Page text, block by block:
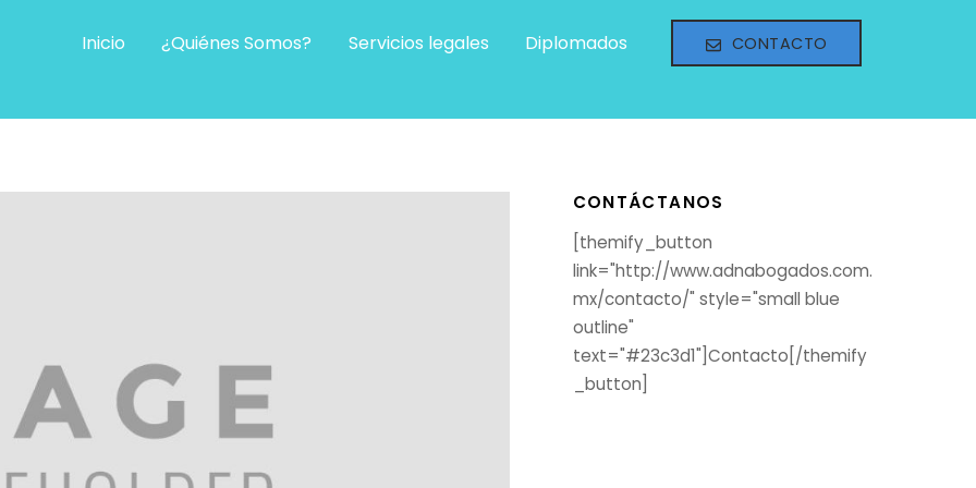
Inicio ¿Quiénes Somos? Servicios legales Diplomados CONTACTO
CONTÁCTANOS
[themify_button
link="http://www.adnabogados.com.
mx/contacto/" style="small blue
outline"
text="#23c3d1"]Contacto[/themify
_button]